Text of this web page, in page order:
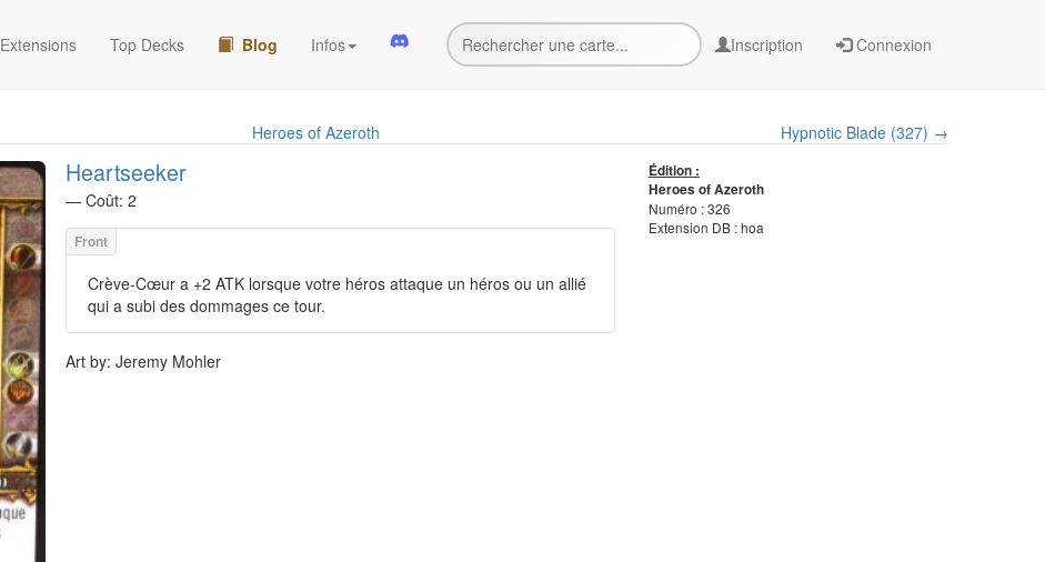
Extensions Top Decks Blog Infos Inscription Connexion
Heroes of Azeroth Hypnotic Blade (327) →
Heartseeker
— Coût: 2
Crève-Cœur a +2 ATK lorsque votre héros attaque un héros ou un allié
qui a subi des dommages ce tour.
Art by: Jeremy Mohler
Édition :
Heroes of Azeroth
Numéro : 326
Extension DB : hoa